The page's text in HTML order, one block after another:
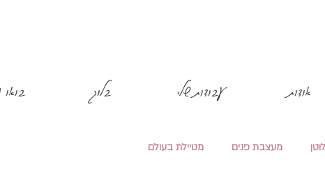
אודות עבודות שלי בלוג בואו
מעצבת פנים מטיילת בעולם